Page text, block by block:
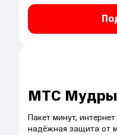
МТС
Пакет минут,
надёжная защита от